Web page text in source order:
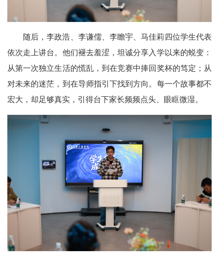
随后，李政浩、李谦儒、李瞻宇、马佳莉四位学生代表
依次走上讲台。他们褪去羞涩，坦诚分享入学以来的蜕变：
从第一次独立生活的慌乱，到在竞赛中捧回奖杯的笃定；从
对未来的迷茫，到在导师指引下找到方向。每一个故事都不
宏大，却足够真实，引得台下家长频频点头、眼眶微湿。